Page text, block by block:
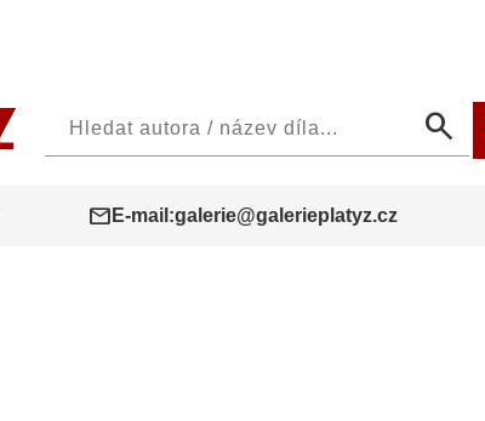
search
mail E-mail:galerie@galerieplatyz.cz